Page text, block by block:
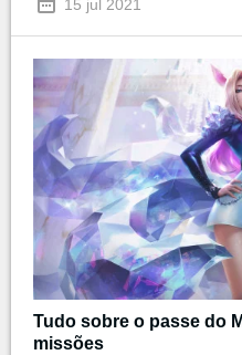
15 jul 2021
Tudo sobre o passe do
missões